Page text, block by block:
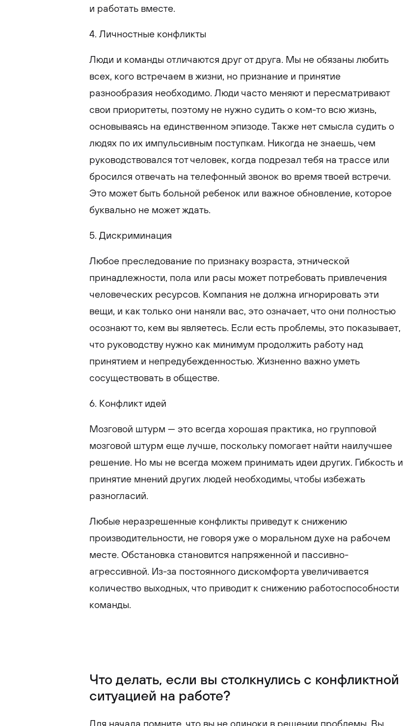
и работать вместе.
4. Личностные конфликты
Люди и команды отличаются друг от друга. Мы не обязаны любить
всех, кого встречаем в жизни, но признание и принятие
разнообразия необходимо. Люди часто меняют и пересматривают
свои приоритеты, поэтому не нужно судить о ком-то всю жизнь,
основываясь на единственном эпизоде. Также нет смысла судить о
людях по их импульсивным поступкам. Никогда не знаешь, чем
руководствовался тот человек, когда подрезал тебя на трассе или
бросился отвечать на телефонный звонок во время твоей встречи.
Это может быть больной ребенок или важное обновление, которое
буквально не может ждать.
5. Дискриминация
Любое преследование по признаку возраста, этнической
принадлежности, пола или расы может потребовать привлечения
человеческих ресурсов. Компания не должна игнорировать эти
вещи, и как только они наняли вас, это означает, что они полностью
осознают то, кем вы являетесь. Если есть проблемы, это показывает,
что руководству нужно как минимум продолжить работу над
принятием и непредубежденностью. Жизненно важно уметь
сосуществовать в обществе.
6. Конфликт идей
Мозговой штурм — это всегда хорошая практика, но групповой
мозговой штурм еще лучше, поскольку помогает найти наилучшее
решение. Но мы не всегда можем принимать идеи других. Гибкость и
принятие мнений других людей необходимы, чтобы избежать
разногласий.
Любые неразрешенные конфликты приведут к снижению
производительности, не говоря уже о моральном духе на рабочем
месте. Обстановка становится напряженной и пассивно-
агрессивной. Из-за постоянного дискомфорта увеличивается
количество выходных, что приводит к снижению работоспособности
команды.
Что делать, если вы столкнулись с конфликтной
ситуацией на работе?
Для начала помните, что вы не одиноки в решении проблемы. Вы